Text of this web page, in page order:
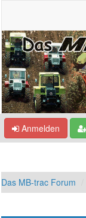
Anmelden
Das MB-trac Forum